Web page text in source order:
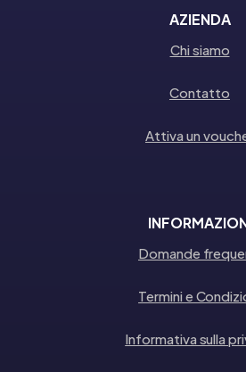
AZIENDA
Chi siamo
Contatto
Attiva un
Domande
Termini e
Informativa sulla